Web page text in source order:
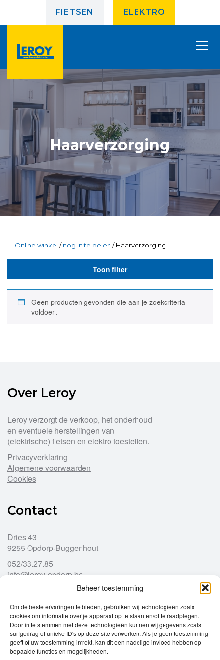
Beheer toestemming
Om de beste ervaringen te bieden, gebruiken wij technologieën zoals
cookies om informatie over je apparaat op te slaan en/of te raadplegen.
Door in te stemmen met deze technologieën kunnen wij gegevens zoals
surfgedrag of unieke ID's op deze site verwerken. Als je geen toestemming
geeft of uw toestemming intrekt, kan dit een nadelige invloed hebben op
bepaalde functies en mogelijkheden.
FIETSEN ELEKTRO
Haarverzorging
Online winkel /nog in te delen / Haarverzorging
Toon filter
Geen producten gevonden die aan je zoekcriteria
voldoen.
Over Leroy
Leroy verzorgt de verkoop, het onderhoud
en eventuele herstellingen van
(elektrische) fietsen en elektro toestellen.
Privacyverklaring
Algemene voorwaarden
Cookies
Contact
Dries 43
9255 Opdorp-Buggenhout
052/33.27.85
info@leroy-opdorp.be
Openingsuren
Ma
gesloten
Di
9u – 12u
13u – 18u00
Wo
9u – 12u
13u – 18u00